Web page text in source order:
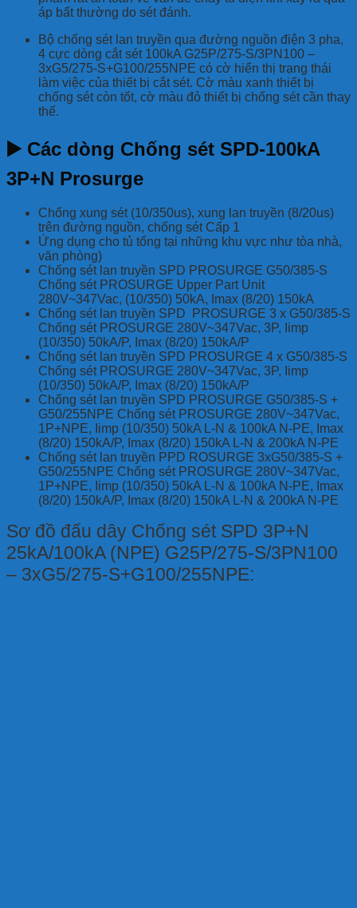
áp bất thường do sét đánh.
Bộ chống sét lan truyền qua đường nguồn điện 3 pha,
4 cực dòng cắt sét 100kA G25P/275-S/3PN100 –
3xG5/275-S+G100/255NPE có cờ hiển thị trạng thái
làm việc của thiết bị cắt sét. Cờ màu xanh thiết bị
chống sét còn tốt, cờ màu đỏ thiết bị chống sét cần thay
thế.
▶️ Các dòng Chống sét SPD-100kA
3P+N Prosurge
Chống xung sét (10/350us), xung lan truyền (8/20us)
trên đường nguồn, chống sét Cấp 1
Ứng dụng cho tủ tổng tại những khu vực như tòa nhà,
văn phòng)
Chống sét lan truyền SPD PROSURGE G50/385-S
Chống sét PROSURGE Upper Part Unit
280V~347Vac, (10/350) 50kA, Imax (8/20) 150kA
Chống sét lan truyền SPD PROSURGE 3 x G50/385-S
Chống sét PROSURGE 280V~347Vac, 3P, Iimp
(10/350) 50kA/P, Imax (8/20) 150kA/P
Chống sét lan truyền SPD PROSURGE 4 x G50/385-S
Chống sét PROSURGE 280V~347Vac, 3P, Iimp
(10/350) 50kA/P, Imax (8/20) 150kA/P
Chống sét lan truyền SPD PROSURGE G50/385-S +
G50/255NPE Chống sét PROSURGE 280V~347Vac,
1P+NPE, Iimp (10/350) 50kA L-N & 100kA N-PE, Imax
(8/20) 150kA/P, Imax (8/20) 150kA L-N & 200kA N-PE
Chống sét lan truyền PPD ROSURGE 3xG50/385-S +
G50/255NPE Chống sét PROSURGE 280V~347Vac,
1P+NPE, Iimp (10/350) 50kA L-N & 100kA N-PE, Imax
(8/20) 150kA/P, Imax (8/20) 150kA L-N & 200kA N-PE
Sơ đồ đấu dây Chống sét SPD 3P+N
25kA/100kA (NPE) G25P/275-S/3PN100
– 3xG5/275-S+G100/255NPE: